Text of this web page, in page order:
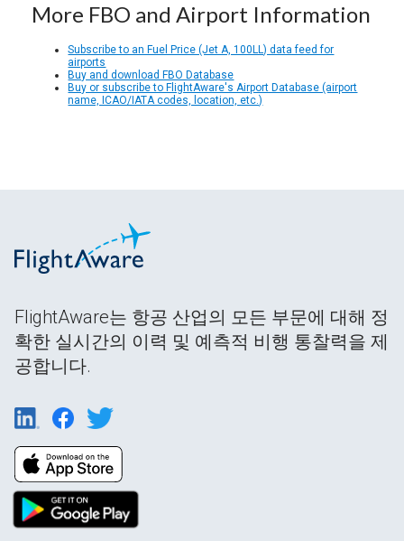
More FBO and Airport Information
Subscribe to an Fuel Price (Jet A, 100LL) data feed for
airports
Buy and download FBO Database
Buy or subscribe to FlightAware's Airport Database (airport
name, ICAO/IATA codes, location, etc.)
FlightAware는 항공 산업의 모든 부문에 대해 정
확한 실시간의 이력 및 예측적 비행 통찰력을 제
공합니다.